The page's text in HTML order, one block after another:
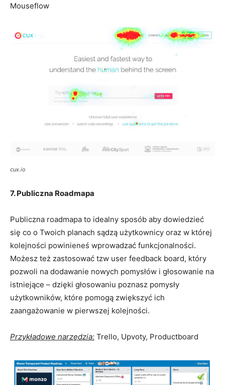
Mouseflow
cux.io
7. Publiczna Roadmapa
Publiczna roadmapa to idealny sposób aby dowiedzieć
się co o Twoich planach sądzą użytkownicy oraz w której
kolejności powinieneś wprowadzać funkcjonalności.
Możesz też zastosować tzw user feedback board, który
pozwoli na dodawanie nowych pomysłów i głosowanie na
istniejące – dzięki głosowaniu poznasz pomysły
użytkowników, które pomogą zwiększyć ich
zaangażowanie w pierwszej kolejności.
Przykładowe narzędzia: Trello, Upvoty, Productboard